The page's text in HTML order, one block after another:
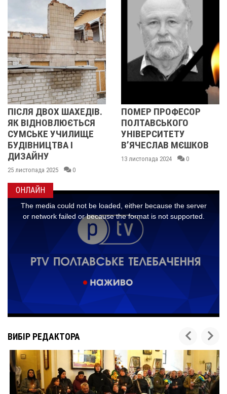
ПОМЕР ПРОФЕСОР
ПОЛТАВСЬКОГО
УНІВЕРСИТЕТУ
В’ЯЧЕСЛАВ МЄШКОВ
13 листопада 2024
ПОМЕРЛА
ВИКЛАДАЧКА
ПОЛТАВСЬКОГО
УНІВЕРСИТЕТУ
ШИНКАРЕНКО
ОНЛАЙН
ВИБІР РЕДАКТОРА